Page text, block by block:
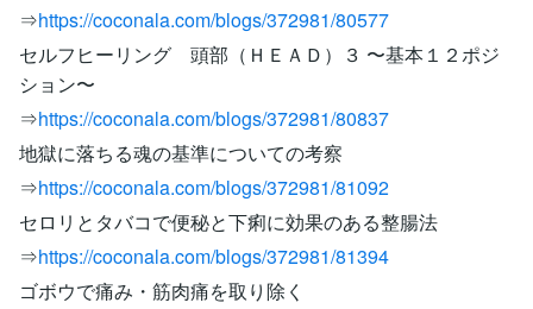
⇒https://coconala.com/blogs/372981/80577
セルフヒーリング 頭部（ＨＥＡＤ）３ 〜基本１２ポジ
ション〜
⇒https://coconala.com/blogs/372981/80837
地獄に落ちる魂の基準についての考察
⇒https://coconala.com/blogs/372981/81092
セロリとタバコで便秘と下痢に効果のある整腸法
⇒https://coconala.com/blogs/372981/81394
ゴボウで痛み・筋肉痛を取り除く